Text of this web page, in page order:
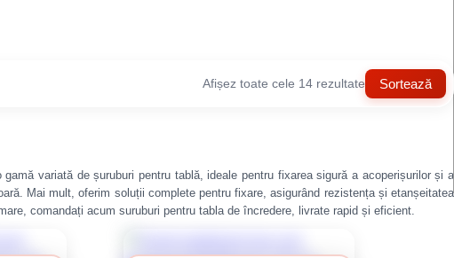
Afișez toate cele 14 rezultate Sortează
variată de șuruburi pentru tablă, ideale pentru fixarea sigură a acoperișurilor și a
Mai mult, oferim soluții complete pentru fixare, asigurând rezistența și etanșeitatea
comandați acum suruburi pentru tabla de încredere, livrate rapid și eficient.